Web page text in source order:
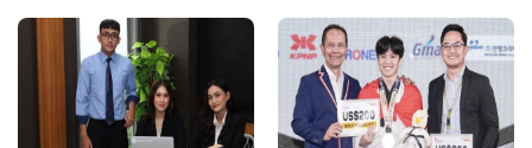
Kementerian Koperasi
Nama Kampus di Kejurnas
Taekwondo